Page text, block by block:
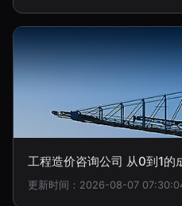
工程造价咨询公司 从0到1的
更新时间：2026-08-07